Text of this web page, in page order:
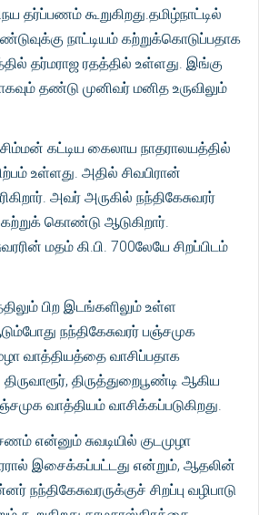
தர்ப்பணம் கூறுகிறது.தமிழ்நாட்டில்
நாட்டியம் கற்றுக்கொடுப்பதாக
தர்மராஜ ரதத்தில் உள்ளது. இங்கு
தண்டு முனிவர் மனித உருவிலும்
சிம்மன் கட்டிய கைலாய நாதராலயத்தில்
உள்ளது. அதில் சிவபிரான்
அவர் அருகில் நந்திகேசுவரர்
கொண்டு ஆடுகிறார்.
மதம் கி.பி. 700லேயே சிறப்பிடம்
பிற இடங்களிலும் உள்ள
நந்திகேசுவரர் பஞ்சமுக
வாத்தியத்தை வாசிப்பதாக
திருத்துறைபூண்டி ஆகிய
வாத்தியம் வாசிக்கப்படுகிறது.
என்னும் சுவடியில் குடமுழா
இசைக்கப்பட்டது என்றும், ஆதலின்
சிறப்பு வழிபாடு